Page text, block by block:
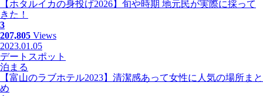
【ホタルイカの身投げ2026】旬や時期 地元民が実際に採って
きた！
3
207,805 Views
2023.01.05
デートスポット
泊まる
【富山のラブホテル2023】清潔感あって女性に人気の場所まと
め